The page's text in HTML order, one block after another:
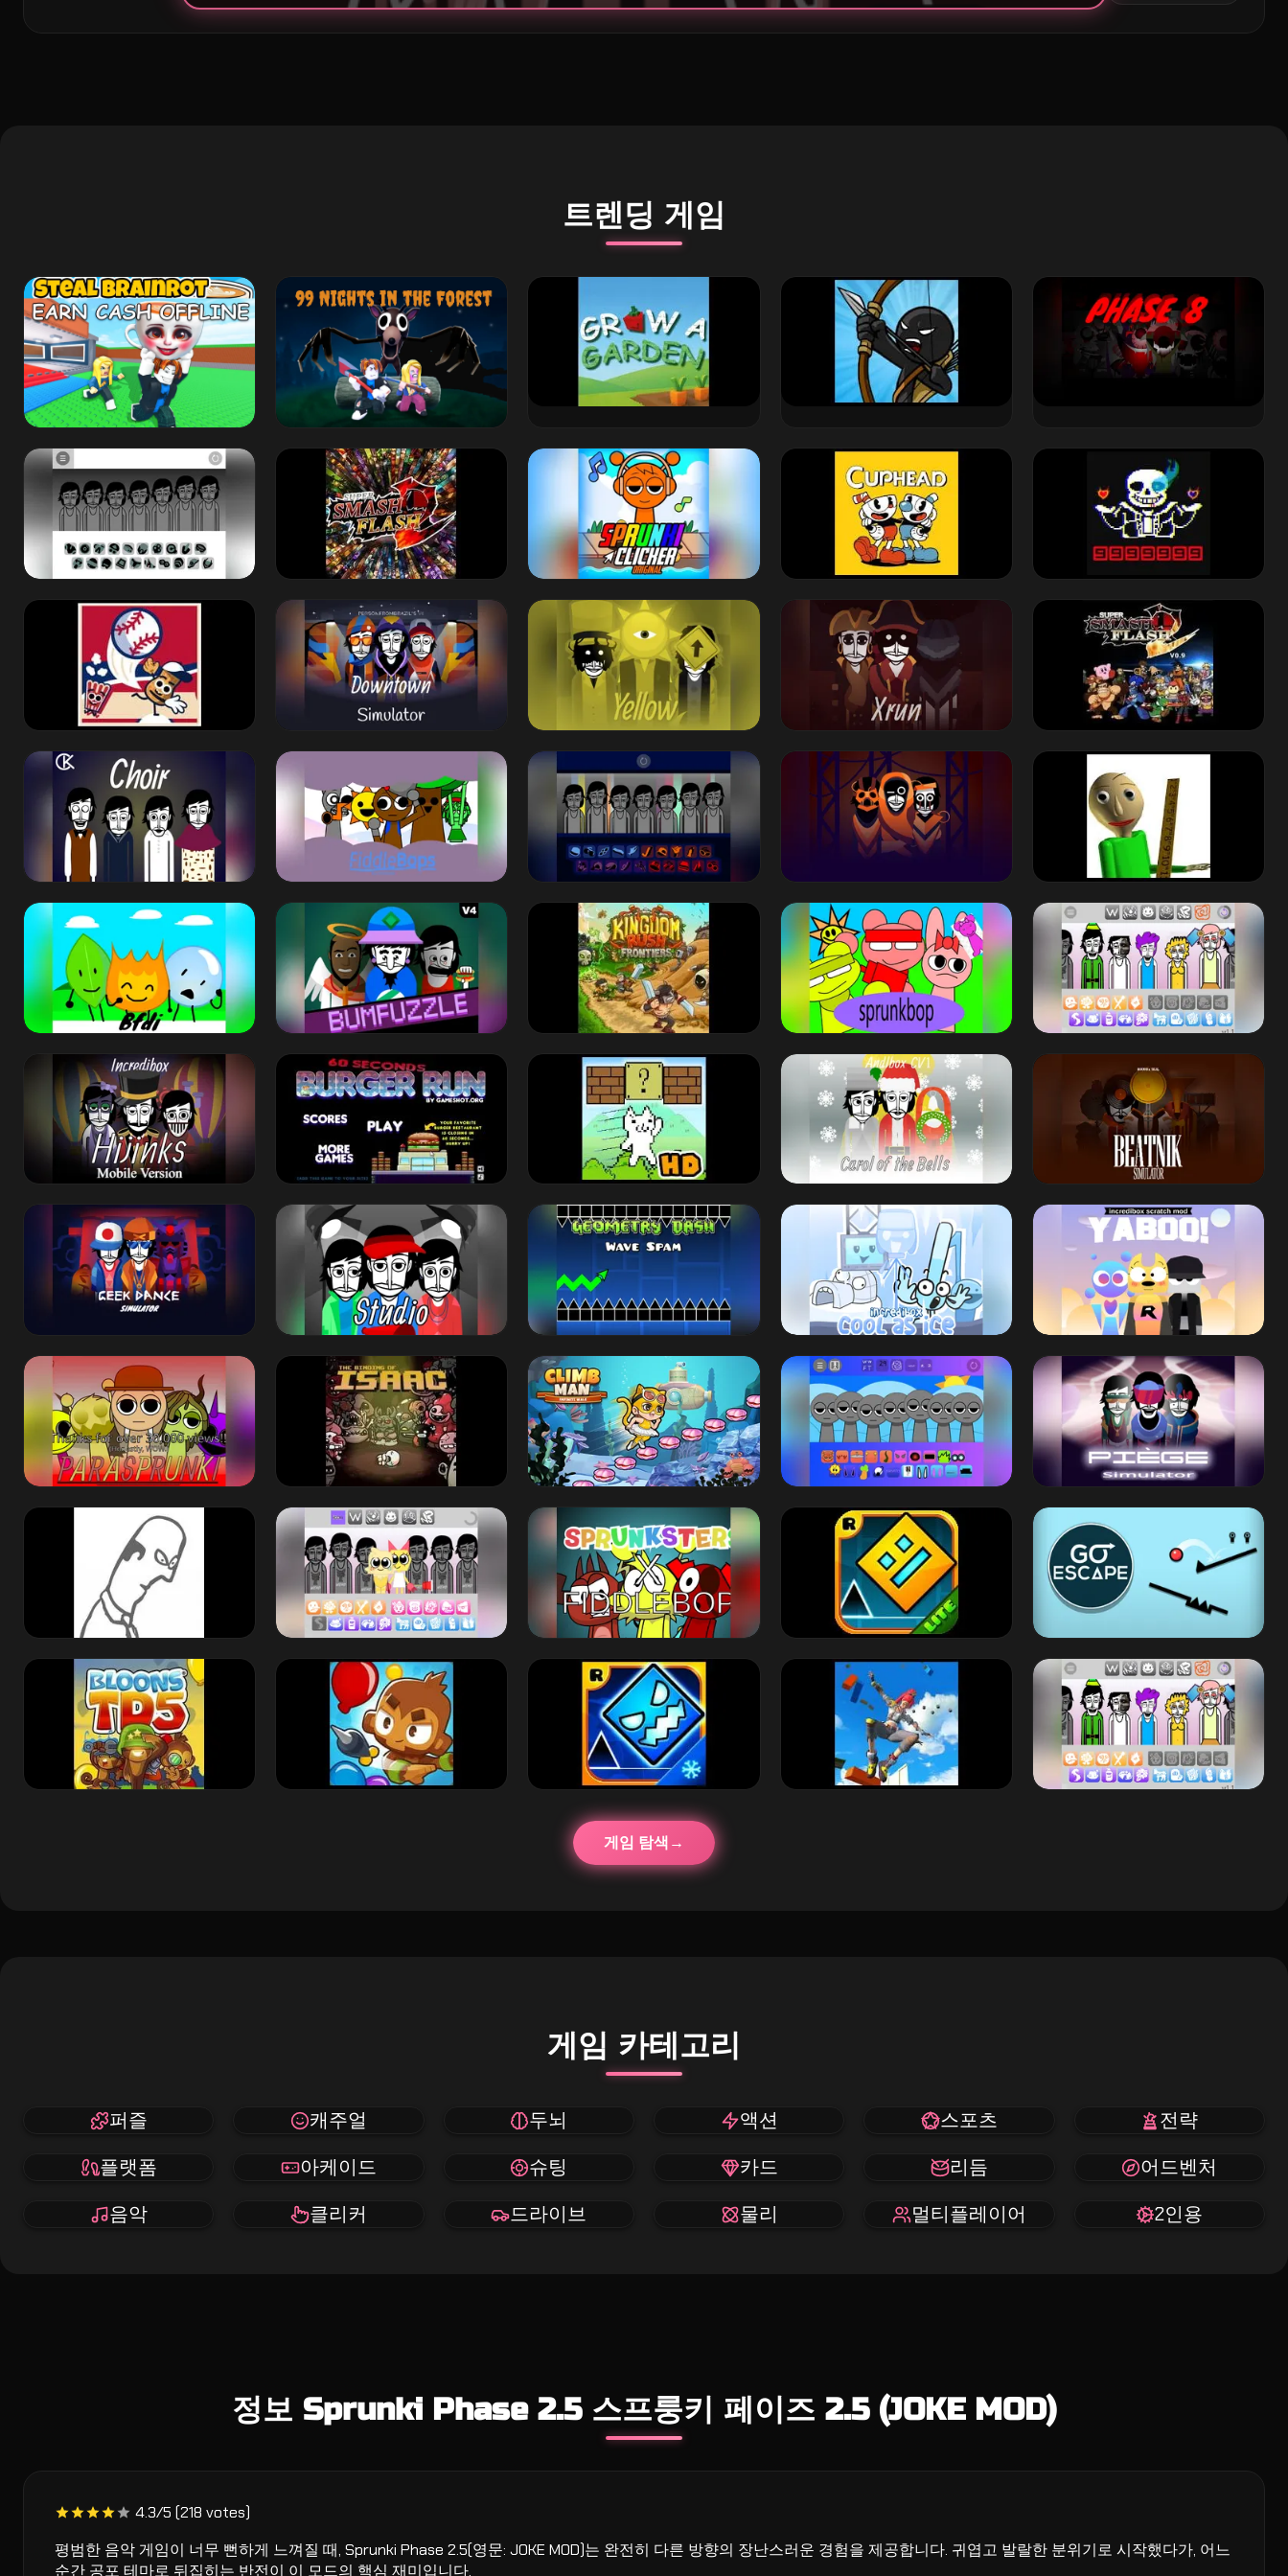
트렌딩 게임
게임 탐색
게임 카테고리
퍼즐 캐주얼 두뇌 액션 스포츠
전략
플랫폼
아케이드 슈팅 카드 리듬
어드벤처
음악
클리커 드라이브 물리 멀티플레이어 2인용
정보 Sprunki Phase 2.5 스프룽키 페이즈 2.5 (JOKE MOD)
4.3/5 (218 votes)
평범한 음악 게임이 너무 뻔하게 느껴질 때, Sprunki Phase 2.5(영문: JOKE MOD)는 완전히 다른 방향의 장난스러운 경험을 제공합니다. 귀엽고 발랄한 분위기로 시작했다가, 어느
순간 공포 테마로 뒤집히는 반전이 이 모드의 핵심 재미입니다.